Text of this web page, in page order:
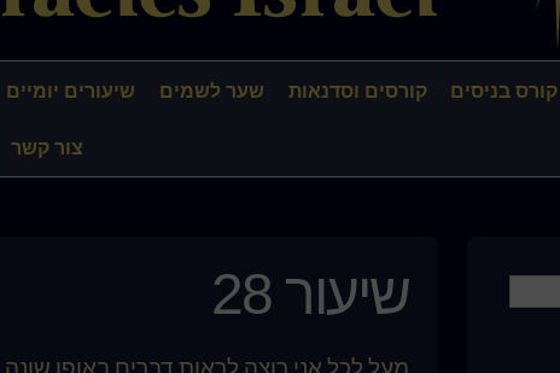
קורס בניסים קורסים וסדנאות שער לשמים שיעורים יומיים
צור קשר
שיעור 28
מעל לכל אני רוצה לראות דברים באופן שונה.